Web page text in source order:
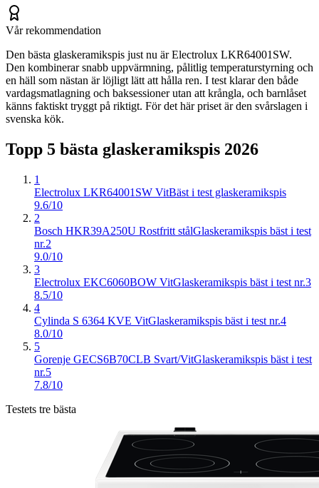
Vår rekommendation
Den bästa glaskeramikspis just nu är Electrolux LKR64001SW.
Den kombinerar snabb uppvärmning, pålitlig temperaturstyrning och
en häll som nästan är löjligt lätt att hålla ren. I test klarar den både
vardagsmatlagning och baksessioner utan att krångla, och barnlåset
känns faktiskt tryggt på riktigt. För det här priset är den svårslagen i
svenska kök.
Topp 5 bästa glaskeramikspis 2026
1
Electrolux LKR64001SW VitBäst i test glaskeramikspis
9.6/10
2
Bosch HKR39A250U Rostfritt stålGlaskeramikspis bäst i test
nr.2
9.0/10
3
Electrolux EKC6060BOW VitGlaskeramikspis bäst i test nr.3
8.5/10
4
Cylinda S 6364 KVE VitGlaskeramikspis bäst i test nr.4
8.0/10
5
Gorenje GECS6B70CLB Svart/VitGlaskeramikspis bäst i test
nr.5
7.8/10
Testets tre bästa